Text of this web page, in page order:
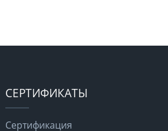
СЕРТИФИКАТЫ
Сертификация